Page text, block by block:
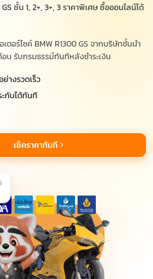
ชั้น 1, 2+, 3+, 3 ราคาพิเศษ ซื้อออนไลน์ได้
ตอร์ไซค์ BMW R1300 GS จากบริษัทชั้นนำ
น รับกรมธรรม์ทันทีหลังชำระเงิน
างรวดเร็ว
กันได้ทันที
เช็คราคาทันที